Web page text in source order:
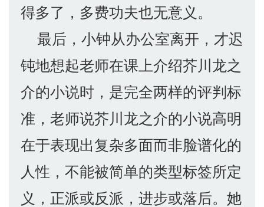
得多了，多费功夫也无意义。
最后，小钟从办公室离开，才迟
钝地想起老师在课上介绍芥川龙之
介的小说时，是完全两样的评判标
准，老师说芥川龙之介的小说高明
在于表现出复杂多面而非脸谱化的
人性，不能被简单的类型标签所定
义，正派或反派，进步或落后。她